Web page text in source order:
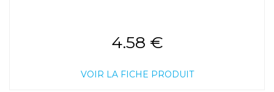
4.58 €
VOIR LA FICHE PRODUIT